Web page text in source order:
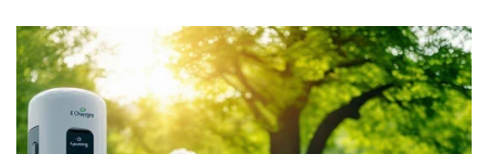
A4Q - Alliance for Qualification